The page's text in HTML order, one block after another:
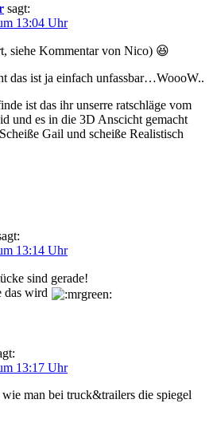
sagt:
13:04 Uhr
siehe Kommentar von Nico) 😆
das ist ja einfach unfassbar…WoooW..
ist das ihr unserre ratschläge vom
und es in die 3D Anscicht gemacht
Gail und scheiße Realistisch
13:14 Uhr
sind gerade!
das wird
13:17 Uhr
man bei truck&trailers die spiegel